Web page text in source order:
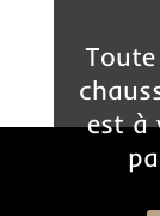
est à